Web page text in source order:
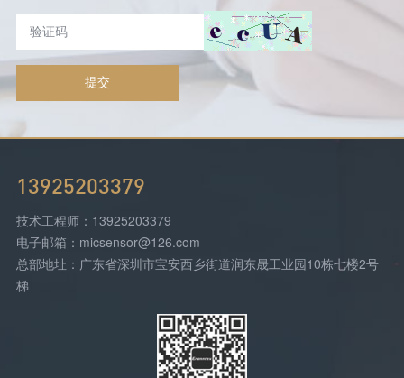
提交
13925203379
技术工程师：13925203379
电子邮箱：micsensor@126.com
总部地址：广东省深圳市宝安西乡街道润东晟工业园10栋七楼2号
梯